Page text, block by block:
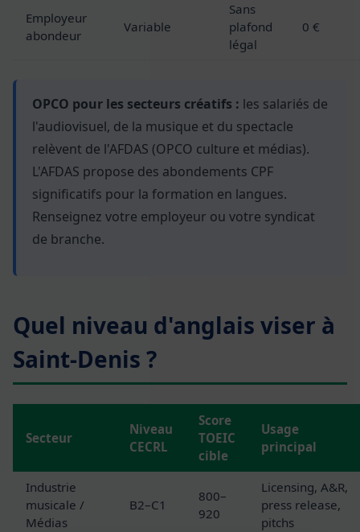
Employeur
abondeur
Variable
Sans
plafond
légal
0 €
OPCO pour les secteurs créatifs : les salariés de
l'audiovisuel, de la musique et du spectacle
relèvent de l'AFDAS (OPCO culture et médias).
L'AFDAS propose des abondements CPF
significatifs pour la formation en langues.
Renseignez votre employeur ou votre syndicat
de branche.
Quel niveau d'anglais viser à
Saint-Denis ?
Secteur
Niveau
CECRL
Score
TOEIC
cible
Usage
principal
Industrie
musicale /
Médias
B2–C1
800–
920
Licensing, A&R,
press release,
pitchs